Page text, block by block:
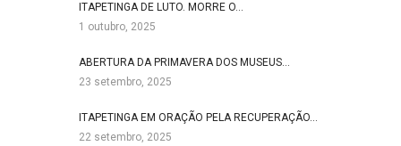
ITAPETINGA DE LUTO. MORRE O…
1 outubro, 2025
ABERTURA DA PRIMAVERA DOS MUSEUS…
23 setembro, 2025
ITAPETINGA EM ORAÇÃO PELA RECUPERAÇÃO…
22 setembro, 2025